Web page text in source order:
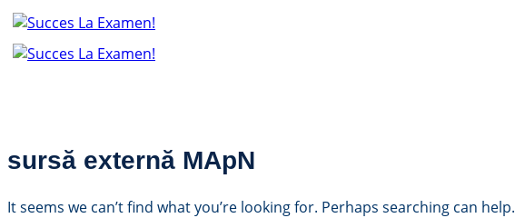
Skip
content
sursă externă MApN
It seems we can’t find what you’re looking for. Perhaps searching can help.